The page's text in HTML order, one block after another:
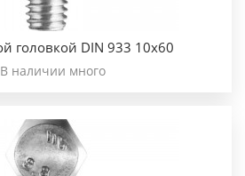
головкой DIN 933 10х60
В наличии много